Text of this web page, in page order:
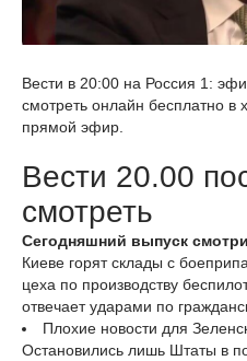
Вести в 20:00 на Россия 1:
смотреть онлайн бесплатно в
прямой эфир.
Вести 20.00
смотреть
Сегодняшний выпуск
Киеве горят склады с
цеха по производству
отвечает ударами по
Плохие новости для
Остановились лишь Штаты в